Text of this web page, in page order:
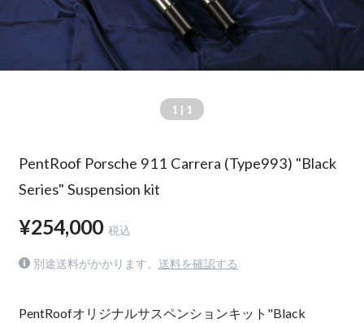
1 | 1
PentRoof Porsche 911 Carrera (Type993) "Black
Series" Suspension kit
¥254,000 税込
別途送料がかかります。 送料を確認する
PentRoofオリジナルサスペンションキット"Black